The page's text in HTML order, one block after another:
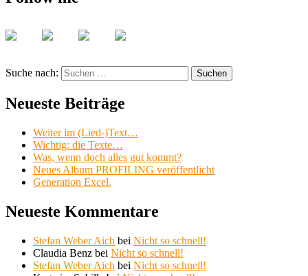
Suche nach: Suchen
Neueste Beiträge
Weiter im (Lied-)Text…
Wichtig: die Texte…
Was, wenn doch alles gut kommt?
Neues Album PROFILING veröffentlicht
Generation Excel.
Neueste Kommentare
Stefan Weber Aich bei Nicht so schnell!
Claudia Benz bei Nicht so schnell!
Stefan Weber Aich bei Nicht so schnell!